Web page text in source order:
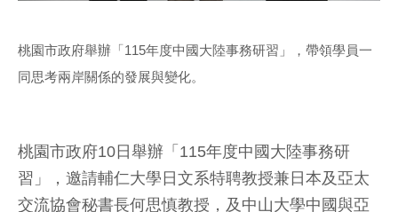
桃園市政府舉辦「115年度中國大陸事務研習」，帶領學員一
同思考兩岸關係的發展與變化。
桃園市政府10日舉辦「115年度中國大陸事務研
習」，邀請輔仁大學日文系特聘教授兼日本及亞太
交流協會秘書長何思慎教授，及中山大學中國與亞